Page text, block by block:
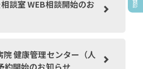
健診
談室 WEB相談開始のお
院 健康管理センター（人
約開始のお知らせ